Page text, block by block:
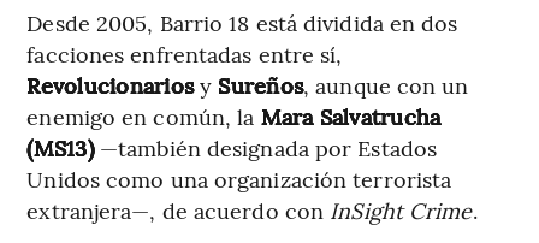
Desde 2005, Barrio 18 está dividida en dos
facciones enfrentadas entre sí,
Revolucionariosy Sureños, aunque con un
enemigo en común, la Mara Salvatrucha
(MS13) —también designada por Estados
Unidos como una organización terrorista
extranjera—, de acuerdo con InSight Crime.